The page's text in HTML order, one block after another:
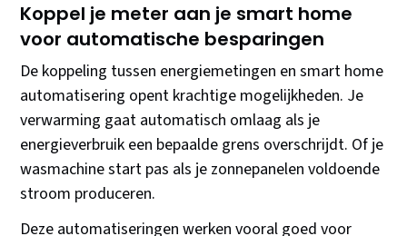
Koppel je meter aan je smart home
voor automatische besparingen
De koppeling tussen energiemetingen en smart home
automatisering opent krachtige mogelijkheden. Je
verwarming gaat automatisch omlaag als je
energieverbruik een bepaalde grens overschrijdt. Of je
wasmachine start pas als je zonnepanelen voldoende
stroom produceren.
Deze automatiseringen werken vooral goed voor